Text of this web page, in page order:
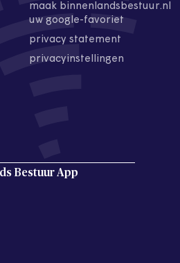
maak binnenlandsbestuur.nl
uw google-favoriet
privacy statement
privacyinstellingen
Bestuur App